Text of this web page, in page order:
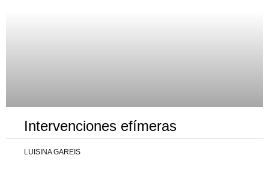
Intervenciones efímeras
LUISINA GAREIS